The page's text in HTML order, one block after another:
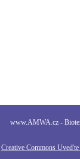
www.AMWA.cz -
Creative Commons